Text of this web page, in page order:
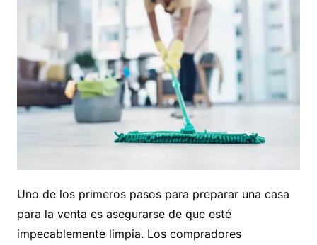
Uno de los primeros pasos para preparar una casa
para la venta es asegurarse de que esté
impecablemente limpia. Los compradores